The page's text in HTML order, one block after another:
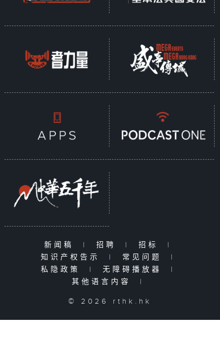
新闻稿 | 招聘 | 招标
|
知识产权告示
| 常见问题
|
私隐政策
| 无障碍播放器
|
其他语言内容
|
© 2026 rthk.hk